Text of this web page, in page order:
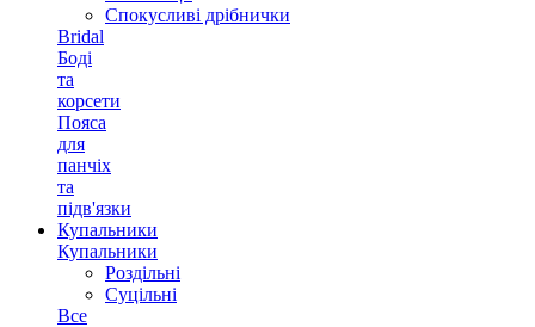
Спокусливі дрібнички
Bridal
Боді
та
корсети
Пояса
для
панчіх
та
підв'язки
Купальники
Купальники
Роздільні
Суцільні
Все